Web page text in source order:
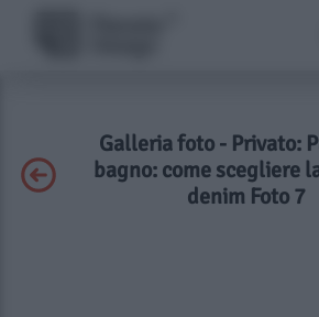
Galleria foto - Privato:
bagno: come scegliere
denim Foto 7